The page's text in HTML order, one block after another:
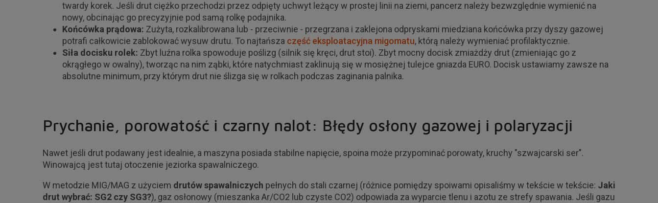
twardy korek. Jeśli drut ciężko przechodzi przez odpięty uchwyt leżący w prostej linii na ziemi, pancerz należy bezwzględnie wymienić na
nowy, obcinając go precyzyjnie pod samą rolkę podajnika.
Końcówka prądowa: Zużyta, rozkalibrowana lub - przeciwnie - przegrzana i zaklejona odpryskami miedziana końcówka przy dyszy gazowej
potrafi całkowicie zablokować wysuw drutu. To najtańsza część eksploatacyjna migomatu, którą należy wymieniać profilaktycznie.
Siła docisku rolek: Zbyt luźna rolka spowoduje poślizg (silnik się kręci, drut stoi). Zbyt mocny docisk zmiażdży drut (zmieniając go z
okrągłego w owalny), tworząc na nim ząbki, które natychmiast zaklinują się w mosiężnej tulejce gniazda EURO. Docisk ustawiamy zawsze na
absolutne minimum, przy którym drut nie ślizga się w rolkach podczas zaginania palnika.
Prychanie, porowatość i czarny nalot: Błędy osłony gazowej i polaryzacji
Nawet jeśli drut podawany jest idealnie, a maszyna posiada stabilne napięcie, spoina może przypominać porowaty, kruchy "szwajcarski ser".
Winowajcą jest tutaj otoczenie jeziorka spawalniczego.
W metodzie MIG/MAG z użyciem drutów spawalniczych pełnych do stali czarnej (różnice pomiędzy spoiwami opisaliśmy w tekście w tekście: Jaki
drut wybrać: SG2 czy SG3?), gaz osłonowy (mieszanka Ar/CO2 lub czyste CO2) odpowiada za wyparcie tlenu i azotu ze strefy spawania. Jeśli gazu